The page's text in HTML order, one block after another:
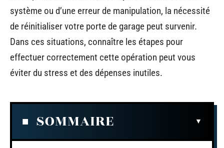
système ou d’une erreur de manipulation, la nécessité
de réinitialiser votre porte de garage peut survenir.
Dans ces situations, connaître les étapes pour
effectuer correctement cette opération peut vous
éviter du stress et des dépenses inutiles.
SOMMAIRE